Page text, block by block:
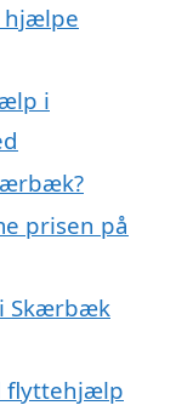
hjælpe
i
prisen på
Skærbæk
flyttehjælp